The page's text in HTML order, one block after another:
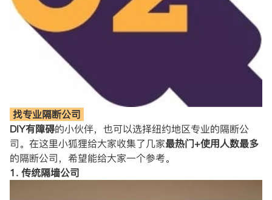
找专业隔断公司
DIY有障碍的小伙伴，也可以选择纽约地区专业的隔断公
司。在这里小狐狸给大家收集了几家最热门+使用人数最多
的隔断公司，希望能给大家一个参考。
1. 传统隔墙公司